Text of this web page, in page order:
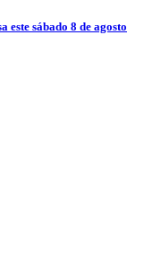
sábado 8 de agosto